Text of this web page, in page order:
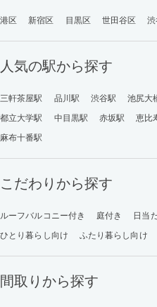
港区 新宿区 目黒区 世田谷区 渋
人気の駅から探す
三軒茶屋駅 品川駅 渋谷駅 池尻大
都立大学駅
中目黒駅 赤坂駅 恵比
麻布十番駅
こだわりから探す
ルーフバルコニー付き 庭付き 日当
ひとり暮らし向け
ふたり暮らし向け
間取りから探す